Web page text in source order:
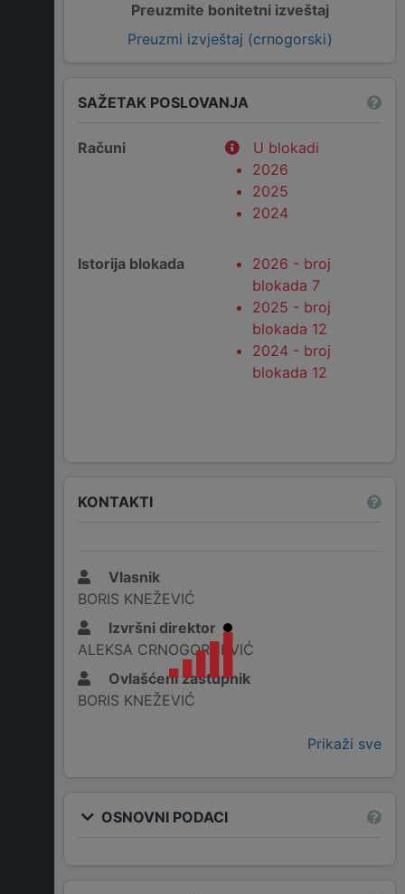
Preuzmite bonitetni izveštaj
Preuzmi izvještaj (crnogorski)
SAŽETAK POSLOVANJA
Računi
U blokadi
2026
2025
2024
Istorija blokada
2026 - broj
blokada 7
2025 - broj
blokada 12
2024 - broj
blokada 12
KONTAKTI
Vlasnik
BORIS KNEŽEVIĆ
Izvršni direktor
ALEKSA CRNOGORČEVIĆ
Ovlašćeni zastupnik
BORIS KNEŽEVIĆ
Prikaži sve
OSNOVNI PODACI